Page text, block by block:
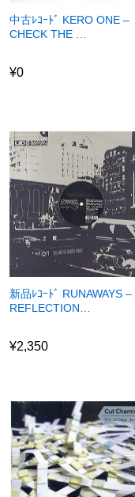
中古ﾚｺｰﾄﾞ KERO ONE –
CHECK THE …
¥0
新品ﾚｺｰﾄﾞ RUNAWAYS –
REFLECTION…
¥2,350